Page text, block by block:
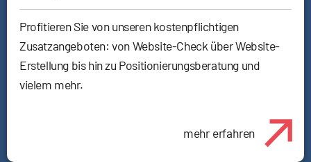
Profitieren Sie von unseren kostenpflichtigen
Zusatzangeboten: von Website-Check über Website-
Erstellung bis hin zu Positionierungsberatung und
vielem mehr.
mehr erfahren